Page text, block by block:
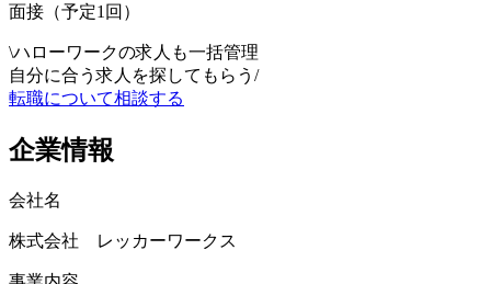
面接（予定1回）
\ハローワークの求人も一括管理
自分に合う求人を探してもらう /
転職について相談する
企業情報
会社名
株式会社 レッカーワークス